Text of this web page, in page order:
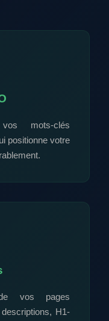
mots-clés
positionne votre
de vos pages
H1-